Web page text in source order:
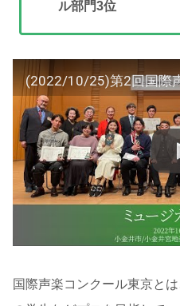
ル部門3位
(2022/10/25)第2回国際
国際声楽コンクール東京と